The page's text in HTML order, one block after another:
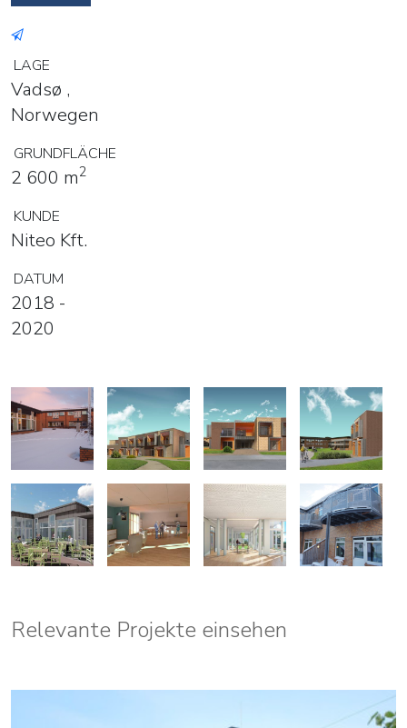
LAGE
Vadsø ,
Norwegen
GRUNDFLÄCHE
2 600 m2
KUNDE
Niteo Kft.
DATUM
2018 -
2020
Relevante Projekte einsehen